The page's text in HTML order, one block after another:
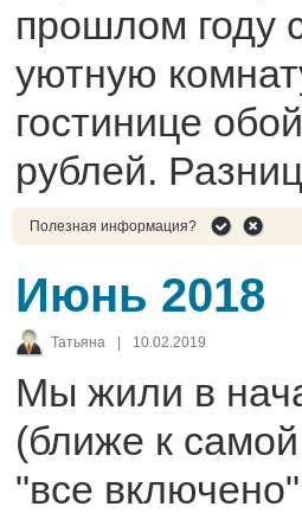
прошлом году
уютную
гостинице
рублей.
Полезная информация?
Июнь 2018
Татьяна | 10.02.2019
Мы жили в
(ближе к
"все